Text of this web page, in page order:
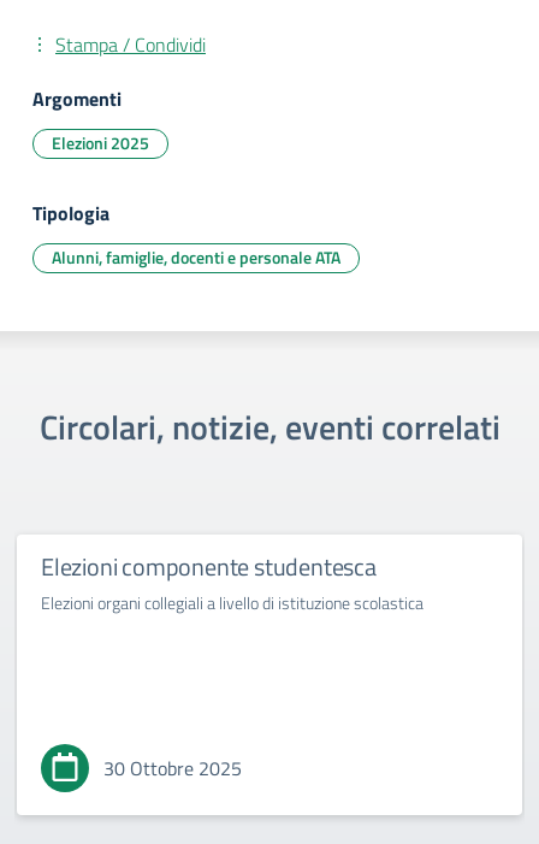
Stampa / Condividi
Argomenti
Elezioni 2025
Tipologia
Alunni, famiglie, docenti e personale ATA
Circolari, notizie, eventi correlati
Elezioni componente studentesca
Elezioni organi collegiali a livello di istituzione scolastica
30 Ottobre 2025